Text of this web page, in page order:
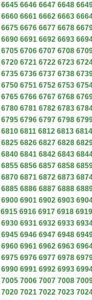
6645 6646 6647 6648
6660 6661 6662 6663
6675 6676 6677 6678
6690 6691 6692 6693
6705 6706 6707 6708
6720 6721 6722 6723
6735 6736 6737 6738
6750 6751 6752 6753
6765 6766 6767 6768
6780 6781 6782 6783
6795 6796 6797 6798
6810 6811 6812 6813 6814
6825 6826 6827 6828
6840 6841 6842 6843
6855 6856 6857 6858
6870 6871 6872 6873
6885 6886 6887 6888
6900 6901 6902 6903
6915 6916 6917 6918 6919
6930 6931 6932 6933
6945 6946 6947 6948
6960 6961 6962 6963
6975 6976 6977 6978
6990 6991 6992 6993
7005 7006 7007 7008
7020 7021 7022 7023